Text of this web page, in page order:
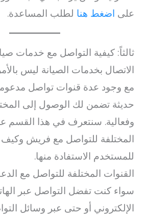
على اضغط هنا لطلب المساعدة.
ثالثاً: كيفية التواصل مع خدمات
الاتصال بخدمات الصيانة ليس
مع وجود عدة قنوات تواصل
حديثة تضمن لك الوصول إلى
وفعالية. سنتعرف في هذا القسم
المختلفة للتواصل مع فريش
للمستخدم الاستفادة منها.
القنوات المختلفة للتواصل مع
سواء كنت تفضل التواصل عبر
الإلكتروني أو حتى عبر وسائل